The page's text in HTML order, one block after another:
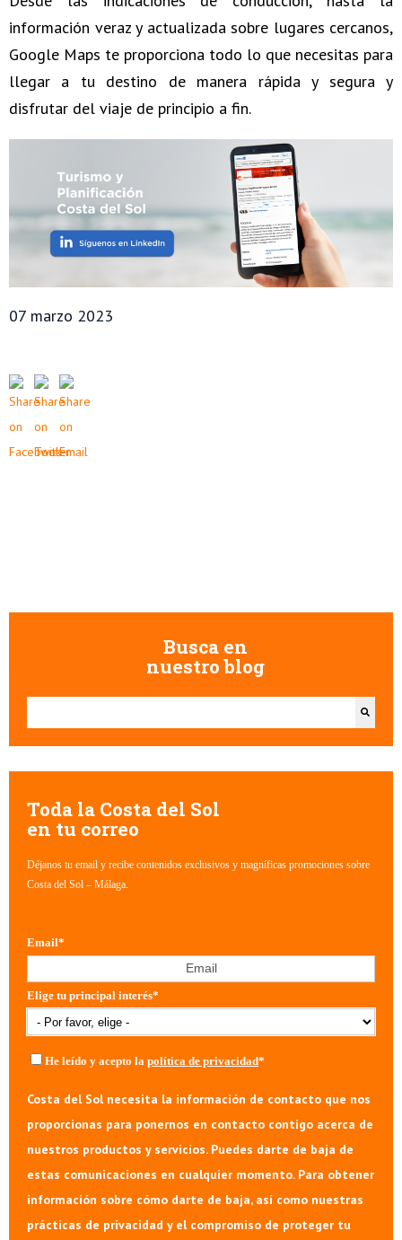
información veraz y actualizada sobre lugares cercanos,
Google Maps te proporciona todo lo que necesitas para
llegar a tu destino de manera rápida y segura y
disfrutar del viaje de principio a fin.
07 marzo 2023
Busca en
nuestro blog
Esto es un campo de búsqueda con una función de texto predictivo.
Toda la Costa del Sol
en tu correo
Déjanos tu email y recibe contenidos exclusivos y magníficas promociones sobre
Costa del Sol – Málaga.
Email*
Elige tu principal interés*
He leído y acepto la política de privacidad*
Costa del Sol necesita la información de contacto que nos
proporcionas para ponernos en contacto contigo acerca de
nuestros productos y servicios. Puedes darte de baja de
estas comunicaciones en cualquier momento. Para obtener
información sobre cómo darte de baja, así como nuestras
prácticas de privacidad y el compromiso de proteger tu